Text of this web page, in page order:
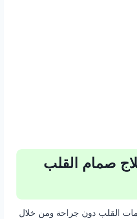
صمام القلب
القلب دون جراحة ومن خلال